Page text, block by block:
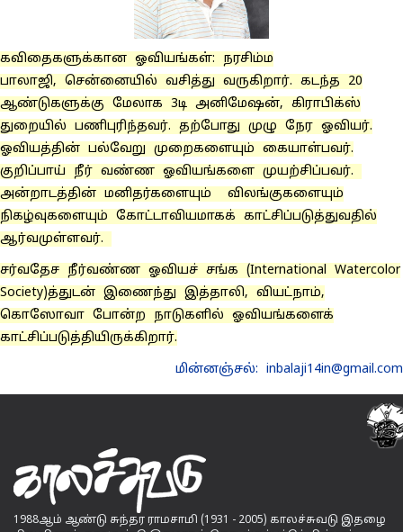
கவிதைகளுக்கான ஓவியங்கள்: நரசிம்ம
பாலாஜி, சென்னையில் வசித்து வருகிறார். கடந்த 20
ஆண்டுகளுக்கு மேலாக 3டி அனிமேஷன், கிராபிக்ஸ்
துறையில் பணிபுரிந்தவர். தற்போது முழு நேர ஓவியர்.
ஓவியத்தின் பல்வேறு முறைகளையும் கையாள்பவர்.
குறிப்பாய் நீர் வண்ண ஓவியங்களை முயற்சிப்பவர்.
அன்றாடத்தின் மனிதர்களையும் விலங்குகளையும்
நிகழ்வுகளையும் கோட்டாவியமாகக் காட்சிப்படுத்துவதில்
ஆர்வமுள்ளவர்.
சர்வதேச நீர்வண்ண ஓவியச் சங்க (International Watercolor
Society)த்துடன் இணைந்து இத்தாலி, வியட்நாம்,
கொஸோவா போன்ற நாடுகளில் ஓவியங்களைக்
காட்சிப்படுத்தியிருக்கிறார்.
மின்னஞ்சல்: inbalaji14in@gmail.com
1988ஆம் ஆண்டு சுந்தர ராமசாமி (1931 - 2005) காலச்சுவடு இதழை